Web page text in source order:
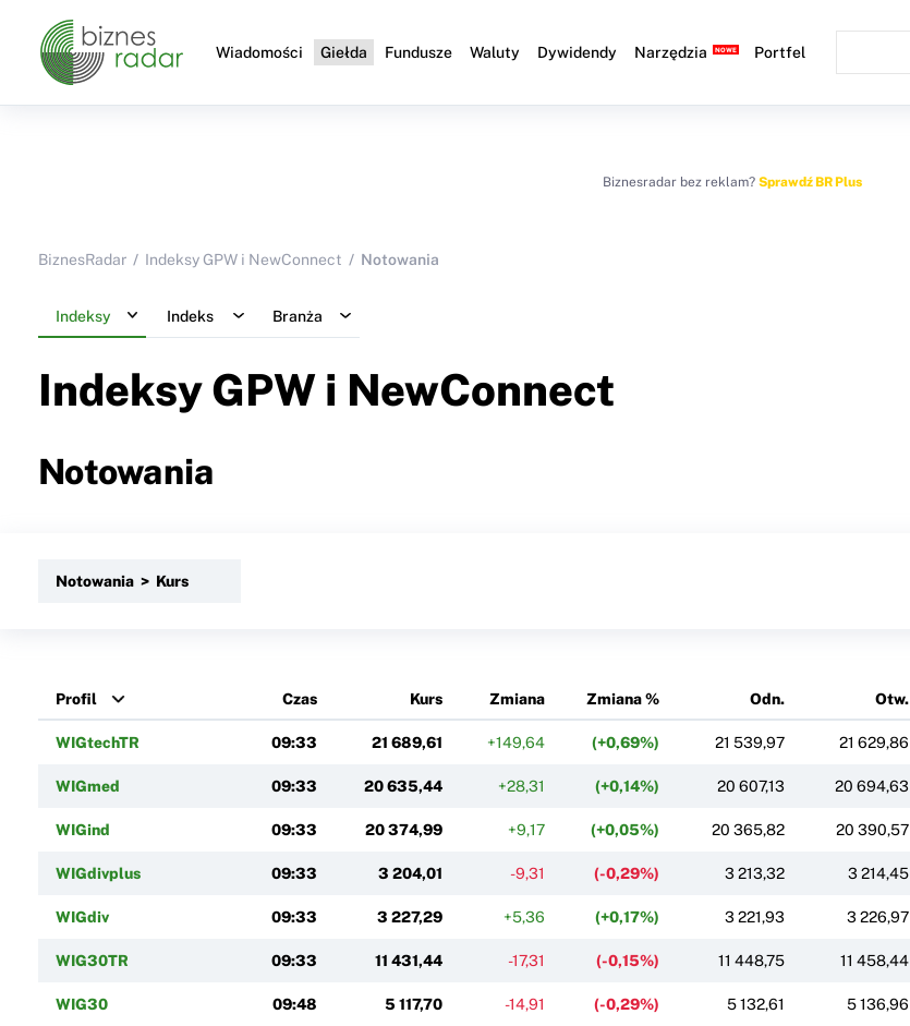
Wiadomości Giełda Fundusze Waluty Dywidendy Narzędzia Portfel
Biznesradar bez reklam? Sprawdź BR Plus
BiznesRadar Indeksy GPW i NewConnect Notowania
Indeksy Indeks Branża
Indeksy GPW i NewConnect
Notowania
Notowania > Kurs
Profil Czas Kurs Zmiana Zmiana % Odn. Otw.
WIGtechTR 09:33 21 689,61 +149,64 (+0,69%) 21 539,97 21 629,86
WIGmed 09:33 20 635,44 +28,31 (+0,14%) 20 607,13 20 694,63
WIGind 09:33 20 374,99 +9,17 (+0,05%) 20 365,82 20 390,57
WIGdivplus 09:33 3 204,01 -9,31 (-0,29%) 3 213,32 3 214,45
WIGdiv 09:33 3 227,29 +5,36 (+0,17%) 3 221,93 3 226,97
WIG30TR 09:33 11 431,44 -17,31 (-0,15%) 11 448,75 11 458,44
WIG30 09:48 5 117,70 -14,91 (-0,29%) 5 132,61 5 136,96